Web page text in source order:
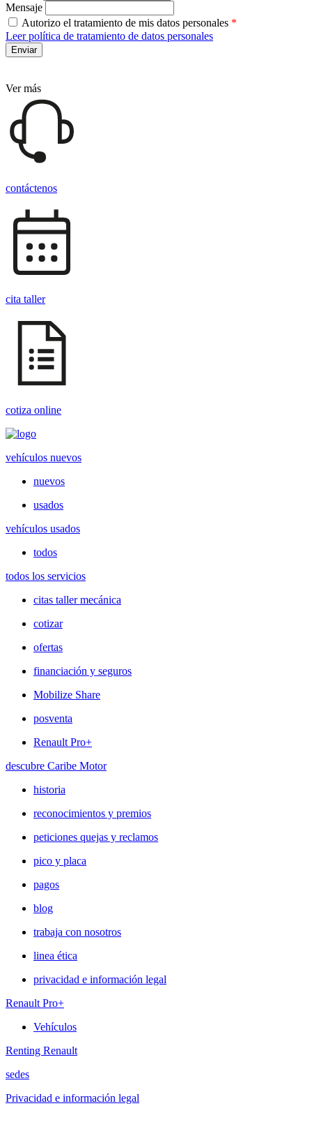
Mensaje
Autorizo el tratamiento de mis datos personales *
Leer política de tratamiento de datos personales
Ver más
contáctenos
cita taller
cotiza online
vehículos nuevos
nuevos
usados
vehículos usados
todos
todos los servicios
citas taller mecánica
cotizar
ofertas
financiación y seguros
Mobilize Share
posventa
Renault Pro+
descubre Caribe Motor
historia
reconocimientos y premios
peticiones quejas y reclamos
pico y placa
pagos
blog
trabaja con nosotros
linea ética
privacidad e información legal
Renault Pro+
Vehículos
Renting Renault
sedes
Privacidad e información legal